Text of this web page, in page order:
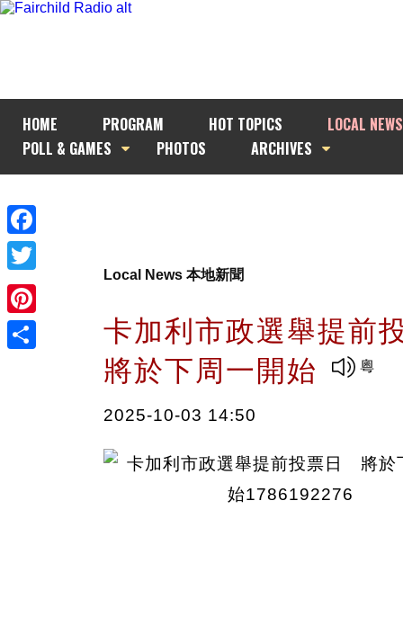
HOME PROGRAM HOT TOPICS
LOCAL NEWS
POLL & GAMES
PHOTOS ARCHIVES
Facebook
Twitter
Pinterest
Local News 本地新聞
卡加利市政選舉提
將於下周一開始
2025-10-03 14:50